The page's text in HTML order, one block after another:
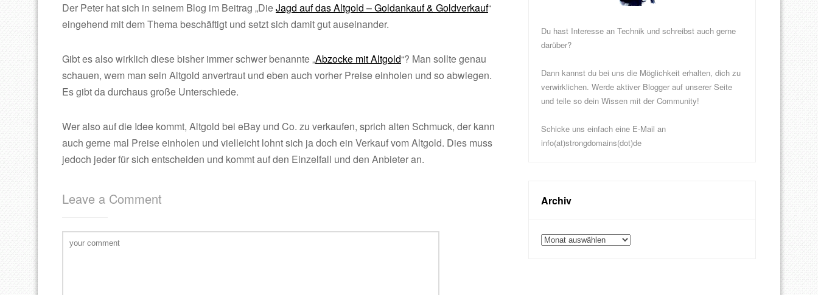
Der Peter hat sich in seinem Blog im Beitrag „DieJagd auf das Altgold – Goldankauf & Goldverkauf“
eingehend mit dem Thema beschäftigt und setzt sich damit gut auseinander.
Gibt es also wirklich diese bisher immer schwer benannte „Abzocke mit Altgold“? Man sollte genau
schauen, wem man sein Altgold anvertraut und eben auch vorher Preise einholen und so abwiegen.
Es gibt da durchaus große Unterschiede.
Wer also auf die Idee kommt, Altgold bei eBay und Co. zu verkaufen, sprich alten Schmuck, der kann
auch gerne mal Preise einholen und vielleicht lohnt sich ja doch ein Verkauf vom Altgold. Dies muss
jedoch jeder für sich entscheiden und kommt auf den Einzelfall und den Anbieter an.
Leave a Comment
Du hast Interesse an Technik und schreibst auch gerne
darüber?
Dann kannst du bei uns die Möglichkeit erhalten, dich zu
verwirklichen. Werde aktiver Blogger auf unserer Seite
und teile so dein Wissen mit der Community!
Schicke uns einfach eine E-Mail an
info(at)strongdomains(dot)de
Archiv
Archiv